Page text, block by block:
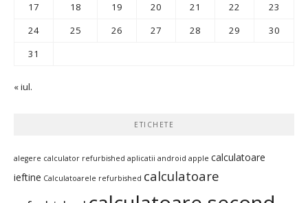
17
18 19 20 21 22
23
24
25 26 27 28 29
30
31
« iul.
ETICHETE
alegere calculator refurbished aplicatii android apple calculatoare
ieftine Calculatoarele refurbished calculatoare